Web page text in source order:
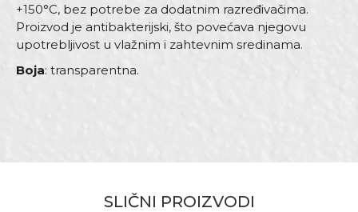
+150°C, bez potrebe za dodatnim razređivačima.
Proizvod je antibakterijski, što povećava njegovu
upotrebljivost u vlažnim i zahtevnim sredinama.
Boja: transparentna.
Transparentna
SLIČNI PROIZVODI